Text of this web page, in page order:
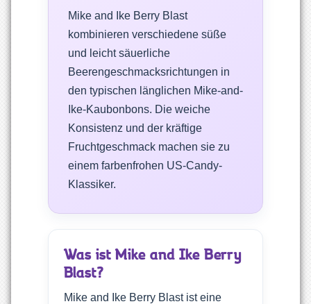
Mike and Ike Berry Blast
kombinieren verschiedene süße
und leicht säuerliche
Beerengeschmacksrichtungen in
den typischen länglichen Mike-and-
Ike-Kaubonbons. Die weiche
Konsistenz und der kräftige
Fruchtgeschmack machen sie zu
einem farbenfrohen US-Candy-
Klassiker.
Was ist Mike and Ike Berry
Blast?
Mike and Ike Berry Blast ist eine